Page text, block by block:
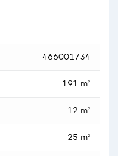
466001734
191 m²
12 m²
25 m²